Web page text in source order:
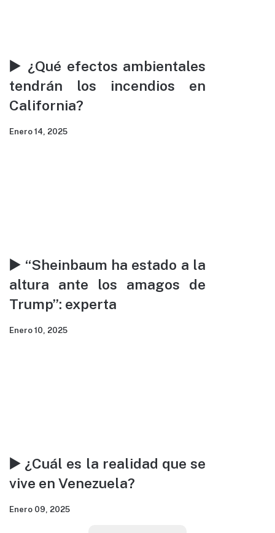
▶️ ¿Qué efectos ambientales
tendrán los incendios en
California?
Enero 14, 2025
▶️ “Sheinbaum ha estado a la
altura ante los amagos de
Trump”: experta
Enero 10, 2025
▶️ ¿Cuál es la realidad que se
vive en Venezuela?
Enero 09, 2025